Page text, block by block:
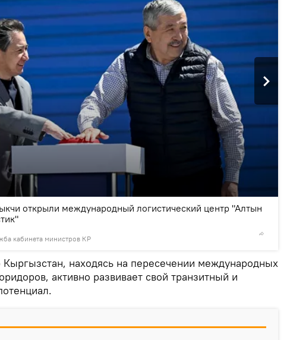
кабинета министров КР
открыли международный логистический центр "Алтын
Кыргызстан, находясь на пересечении международных
активно развивает свой транзитный и